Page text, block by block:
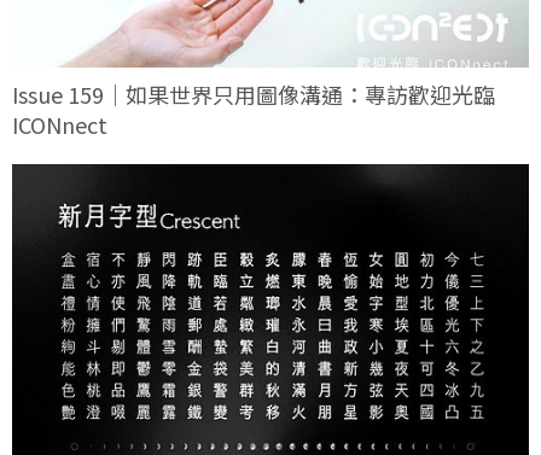
Issue 159｜如果世界只用圖像溝通：專訪歡迎光臨
ICONnect